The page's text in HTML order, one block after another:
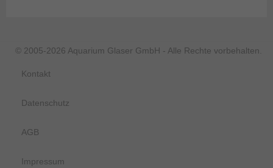
© 2005-2026 Aquarium Glaser GmbH - Alle Rechte vorbehalten.
Kontakt
Datenschutz
AGB
Impressum